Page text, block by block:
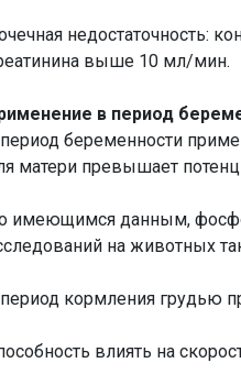
недостаточность:
выше 10 мл/мин.
в период
беременности
матери превышает
имеющимся данным,
на животных
кормления грудью
влиять на